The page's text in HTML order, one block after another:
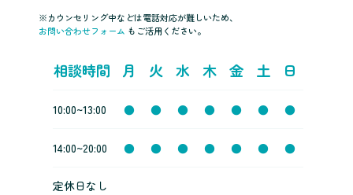
※カウンセリング中などは電話対応が難しいため、
お問い合わせフォーム もご活用ください。
相談時間 月 火 水 木 金 土 日
10:00~13:00 ● ● ● ● ● ● ●
14:00~20:00 ● ● ● ● ● ● ●
定休日なし